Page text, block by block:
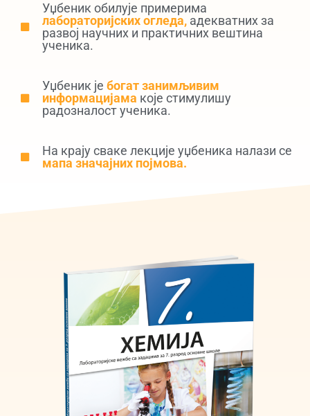
Уџбеник обилује примерима
лабораторијских огледа,адекватних за
развој научних и практичних вештина
ученика.
Уџбеник је богат занимљивим
информацијама које стимулишу
радозналост ученика.
На крају сваке лекције уџбеника налази се
мапа значајних појмова.